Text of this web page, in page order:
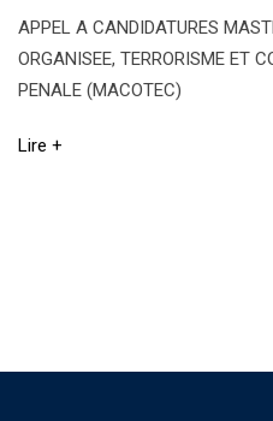
APPEL A CANDIDATURES
ORGANISEE, TERRORISME ET
PENALE (MACOTEC)
Lire +